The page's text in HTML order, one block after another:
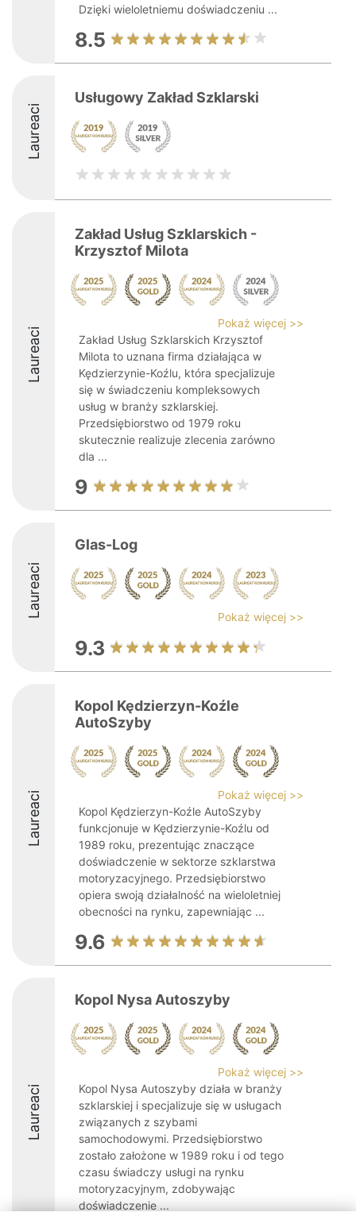
Dzięki wieloletniemu doświadczeniu ...
8.5
Laureaci
Usługowy Zakład Szklarski
Laureaci
Zakład Usług Szklarskich -
Krzysztof Milota
Pokaż więcej >>
Zakład Usług Szklarskich Krzysztof
Milota to uznana firma działająca w
Kędzierzynie-Koźlu, która specjalizuje
się w świadczeniu kompleksowych
usług w branży szklarskiej.
Przedsiębiorstwo od 1979 roku
skutecznie realizuje zlecenia zarówno
dla ...
9
Laureaci
Glas-Log
Pokaż więcej >>
9.3
Laureaci
Kopol Kędzierzyn-Koźle
AutoSzyby
Pokaż więcej >>
Kopol Kędzierzyn-Koźle AutoSzyby
funkcjonuje w Kędzierzynie-Koźlu od
1989 roku, prezentując znaczące
doświadczenie w sektorze szklarstwa
motoryzacyjnego. Przedsiębiorstwo
opiera swoją działalność na wieloletniej
obecności na rynku, zapewniając ...
9.6
Laureaci
Kopol Nysa Autoszyby
Pokaż więcej >>
Kopol Nysa Autoszyby działa w branży
szklarskiej i specjalizuje się w usługach
związanych z szybami
samochodowymi. Przedsiębiorstwo
zostało założone w 1989 roku i od tego
czasu świadczy usługi na rynku
motoryzacyjnym, zdobywając
doświadczenie ...